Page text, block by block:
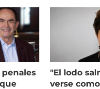
"El lodo
verse